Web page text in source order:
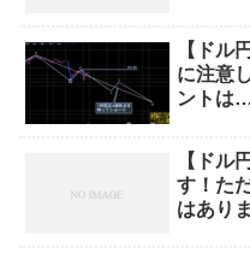
【ドル
に注意
ントは
【ドル
す！た
はあり